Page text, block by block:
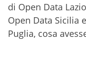
di Open Data
Open Data Sicilia
Puglia, cosa